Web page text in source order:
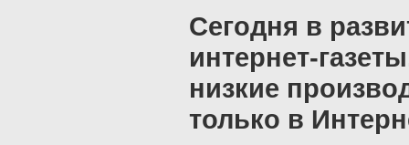
Сегодня в
интернет-
низкие
только в